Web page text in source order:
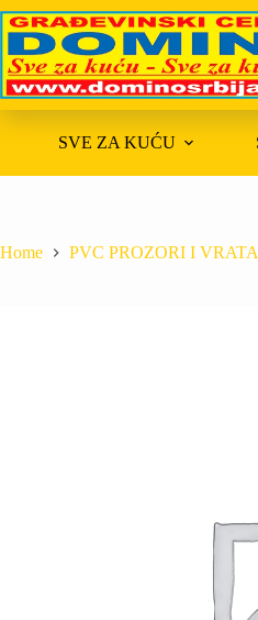
Skip
to
content
SVE ZA KUĆU
Home PVC PROZORI I VRATA